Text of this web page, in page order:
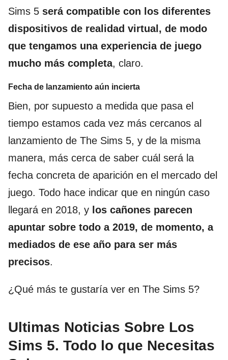
Sims 5 será compatible con los diferentes
dispositivos de realidad virtual, de modo
que tengamos una experiencia de juego
mucho más completa, claro.
Fecha de lanzamiento aún incierta
Bien, por supuesto a medida que pasa el
tiempo estamos cada vez más cercanos al
lanzamiento de The Sims 5, y de la misma
manera, más cerca de saber cuál será la
fecha concreta de aparición en el mercado del
juego. Todo hace indicar que en ningún caso
llegará en 2018, y los cañones parecen
apuntar sobre todo a 2019, de momento, a
mediados de ese año para ser más
precisos.
¿Qué más te gustaría ver en The Sims 5?
Ultimas Noticias Sobre Los
Sims 5. Todo lo que Necesitas